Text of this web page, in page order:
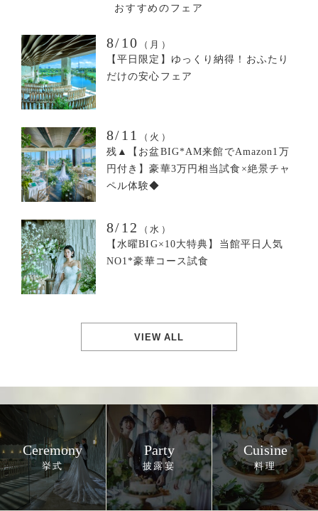
8/10
（月）
【平日限定】ゆっくり納得！おふたり
だけの安心フェア
8/11
（火）
残▲【お盆BIG*AM来館でAmazon1万
円付き】豪華3万円相当試食×絶景チャ
ペル体験◆
8/12
（水）
【水曜BIG×10大特典】当館平日人気
NO1*豪華コース試食
VIEW ALL
Ceremony Party Cuisine